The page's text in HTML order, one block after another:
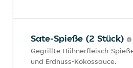
Sate-Spieße (2 Stück)
Gegrillte Hühnerfleisch-
und Erdnuss-Kokossauce.